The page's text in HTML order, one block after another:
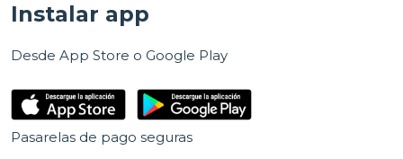
Instalar app
Desde App Store o Google Play
Pasarelas de pago seguras